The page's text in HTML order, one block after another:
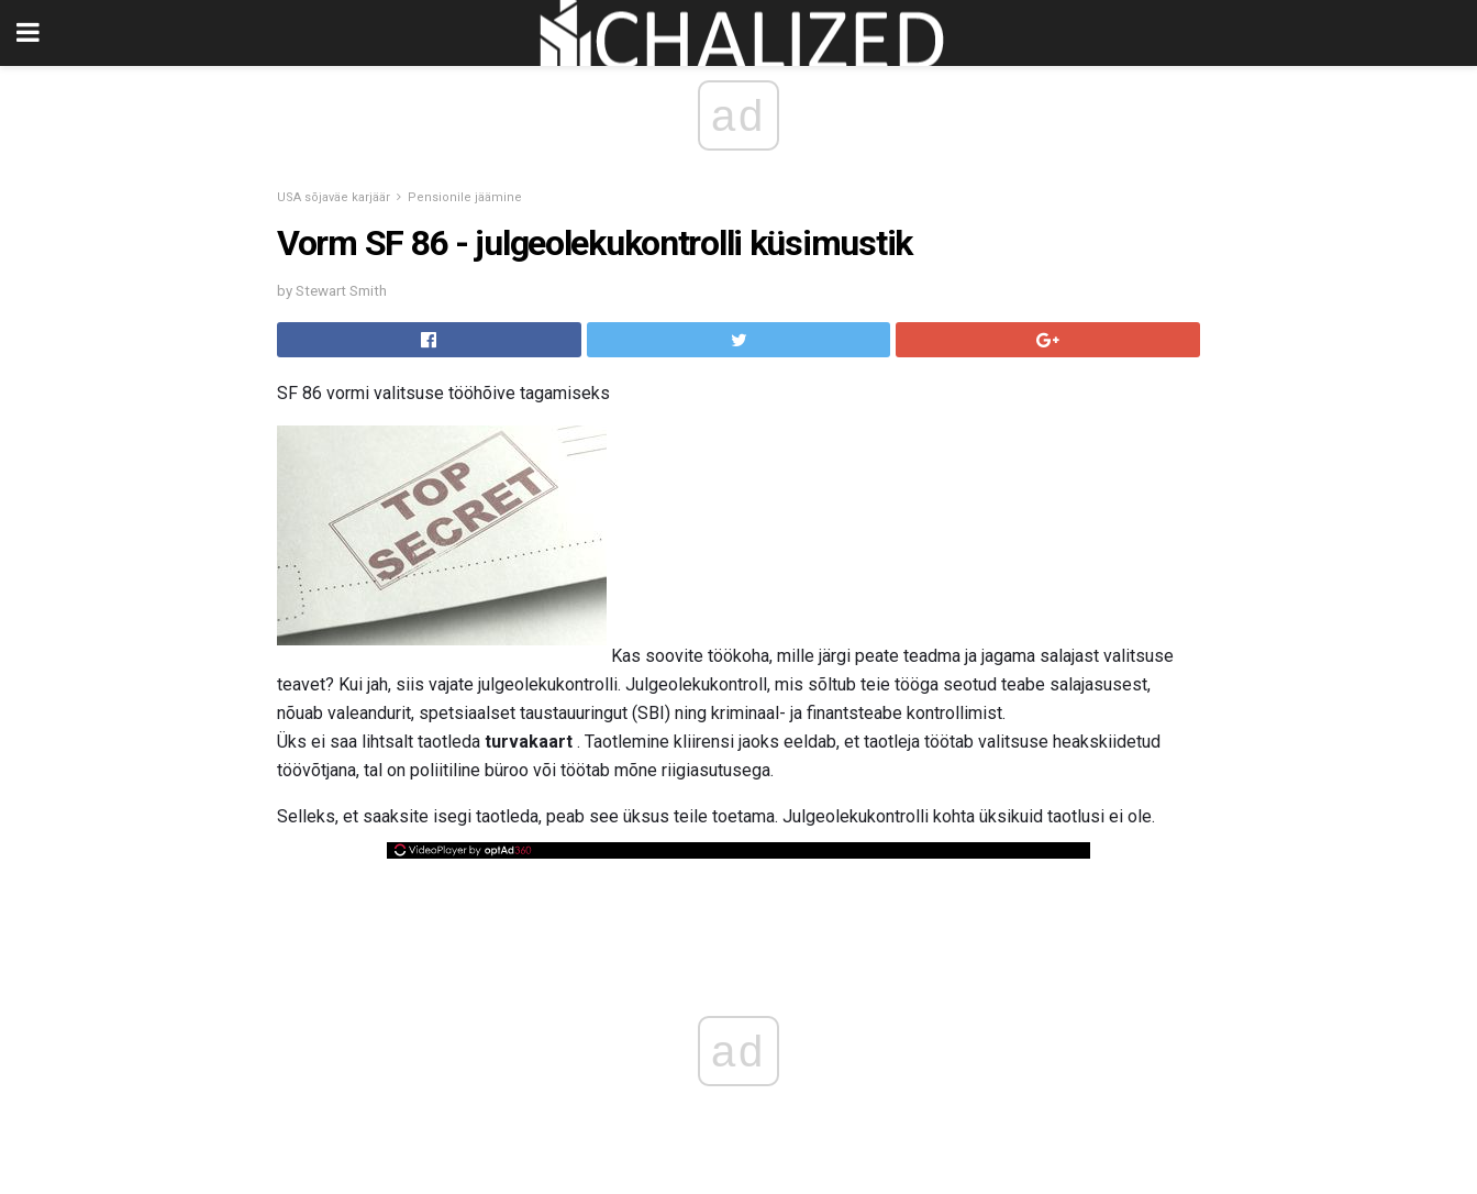
ad
USA sõjaväe karjäär Pensionile jäämine
Vorm SF 86 - julgeolekukontrolli küsimustik
by Stewart Smith
SF 86 vormi valitsuse tööhõive tagamiseks
Kas soovite töökoha, mille järgi peate teadma ja jagama salajast valitsuse
teavet? Kui jah, siis vajate julgeolekukontrolli. Julgeolekukontroll, mis sõltub teie tööga seotud teabe salajasusest,
nõuab valeandurit, spetsiaalset taustauuringut (SBI) ning kriminaal- ja finantsteabe kontrollimist.
Üks ei saa lihtsalt taotleda turvakaart . Taotlemine kliirensi jaoks eeldab, et taotleja töötab valitsuse heakskiidetud
töövõtjana, tal on poliitiline büroo või töötab mõne riigiasutusega.
Selleks, et saaksite isegi taotleda, peab see üksus teile toetama. Julgeolekukontrolli kohta üksikuid taotlusi ei ole.
ad